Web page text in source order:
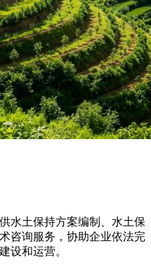
水土保持方案编制、水土保
咨询服务，协助企业依法完
设和运营。